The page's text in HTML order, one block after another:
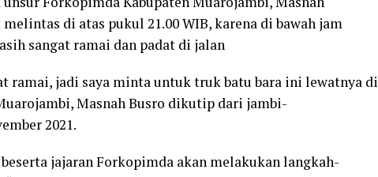
di atas pukul 21.00 WIB, karena di bawah jam
sangat ramai dan padat di jalan
ramai, jadi saya minta untuk truk batu bara ini lewatnya di
Masnah Busro dikutip dari jambi-
2021.
jajaran Forkopimda akan melakukan langkah-